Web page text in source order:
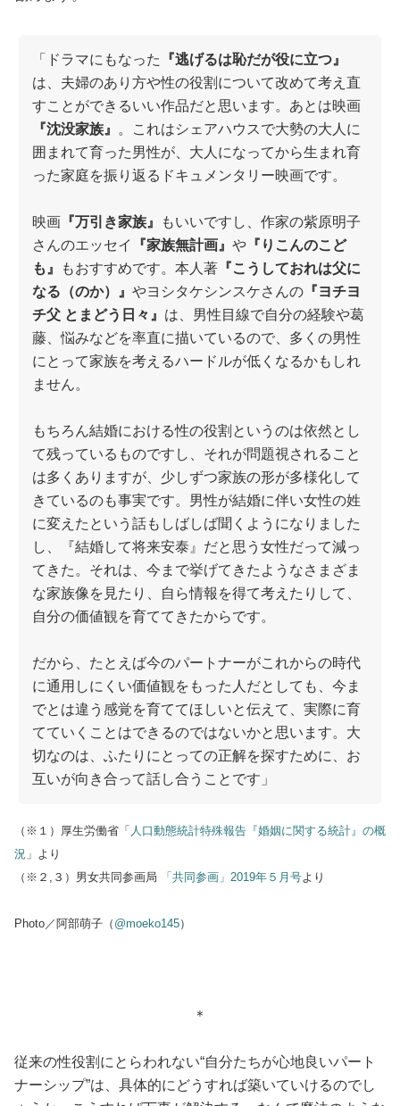
「ドラマにもなった
『逃げるは恥だが役に立つ』
は、夫婦のあり方や性の役割について改めて考え直
すことができるいい作品だと思います。あとは映画
『沈没家族』
。これはシェアハウスで大勢の大人に
囲まれて育った男性が、大人になってから生まれ育
った家庭を振り返るドキュメンタリー映画です。
映画 『万引き家族』
もいいですし、作家の紫原明子
さんのエッセイ
『家族無計画』 や 『りこんのこど
も』
もおすすめです。本人著 『こうしておれは父に
なる（のか）』 やヨシタケシンスケさんの 『ヨチヨ
チ父 とまどう日々』 は、男性目線で自分の経験や葛
藤、悩みなどを率直に描いているので、多くの男性
にとって家族を考えるハードルが低くなるかもしれ
ません。
もちろん結婚における性の役割というのは依然とし
て残っているものですし、それが問題視されること
は多くありますが、少しずつ家族の形が多様化して
きているのも事実です。男性が結婚に伴い女性の姓
に変えたという話もしばしば聞くようになりました
し、『結婚して将来安泰』だと思う女性だって減っ
てきた。それは、今まで挙げてきたようなさまざま
な家族像を見たり、自ら情報を得て考えたりして、
自分の価値観を育ててきたからです。
だから、たとえば今のパートナーがこれからの時代
に通用しにくい価値観をもった人だとしても、今ま
でとは違う感覚を育ててほしいと伝えて、実際に育
てていくことはできるのではないかと思います。大
切なのは、ふたりにとっての正解を探すために、お
互いが向き合って話し合うことです」
（※１）厚生労働省「 人口動態統計特殊報告『婚姻に関する統計』の概
況 」より
（※２,３）男女共同参画局
「共同参画」2019年５月号より
Photo／阿部萌子（ @moeko145）
＊
従来の性役割にとらわれない“自分たちが心地良いパート
ナーシップ”は、具体的にどうすれば築いていけるのでし